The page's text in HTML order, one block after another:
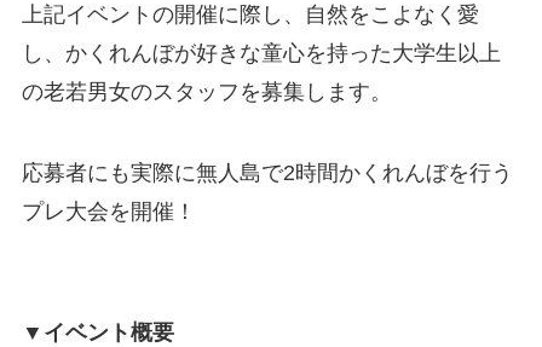
上記イベントの開催に際し、自然をこよなく愛
し、かくれんぼが好きな童心を持った大学生以上
の老若男女のスタッフを募集します。
応募者にも実際に無人島で2時間かくれんぼを行う
プレ大会を開催！
▼イベント概要